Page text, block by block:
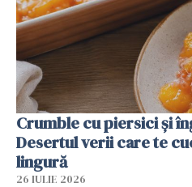
Crumble cu piersici și
Desertul verii care te
lingură
26 IULIE 2026